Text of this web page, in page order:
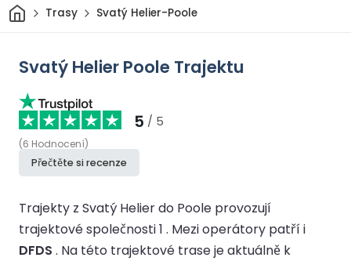
Domov
Trasy Svatý Helier-Poole
Svatý Helier Poole Trajektu
5 / 5
(6 Hodnocení)
Přečtěte si recenze
Trajekty z Svatý Helier do Poole provozují
trajektové společnosti 1 . Mezi operátory patří i
DFDS . Na této trajektové trase je aktuálně k